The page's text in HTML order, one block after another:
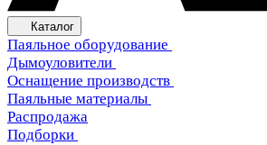
Каталог
Паяльное оборудование
Дымоуловители
Оснащение производств
Паяльные материалы
Распродажа
Подборки